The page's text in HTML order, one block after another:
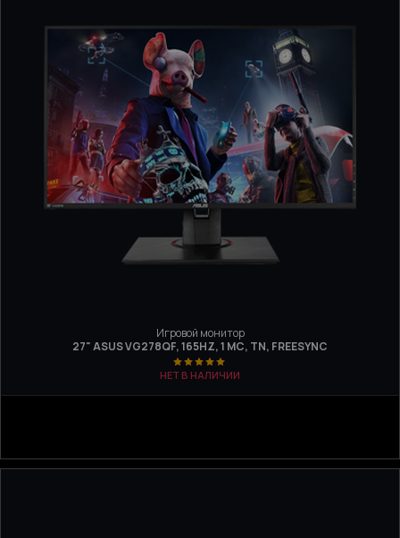
Игровой монитор
27" ASUS VG278QF, 165HZ, 1 МС, TN, FREESYNC
НЕТ В НАЛИЧИИ